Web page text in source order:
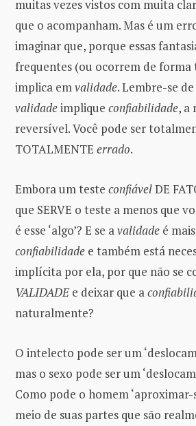
muitas vezes vistos com muita
que o acompanham. Mas é um
imaginar que, porque essas
frequentes (ou ocorrem de forma
implica emvalidade. Lembre-se
validadeimplique confiabilidade, a
reversível. Você pode ser
TOTALMENTE errado.
Embora um teste confiávelDE
que SERVE o teste a menos que
é esse ‘algo’? E se avalidade é
confiabilidade e também está
implícita por ela, por que não se
VALIDADE e deixar que a
naturalmente?
O intelecto pode ser um
mas o sexo pode ser um
Como pode o homem ‘aproximar-
meio de suas partes que são